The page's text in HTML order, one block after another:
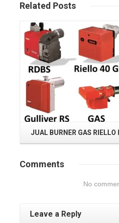
Related Posts
JUAL BURNER GAS
Comments
No
Leave a Reply